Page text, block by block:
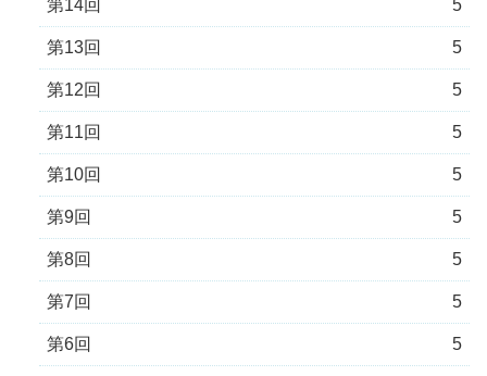
第14回 5
第13回 5
第12回 5
第11回 5
第10回 5
第9回 5
第8回 5
第7回 5
第6回 5